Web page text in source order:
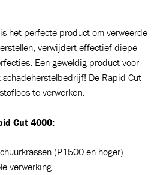
het perfecte product om verweerde
verwijdert effectief diepe
Een geweldig product voor
De Rapid Cut
te verwerken.
Cut 4000:
(P1500 en hoger)
verwerking